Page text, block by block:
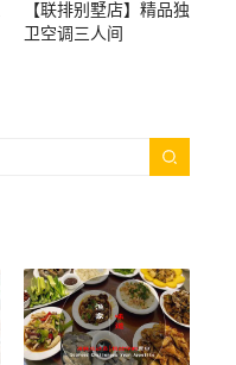
【联排别墅店】精品独
卫空调三人间